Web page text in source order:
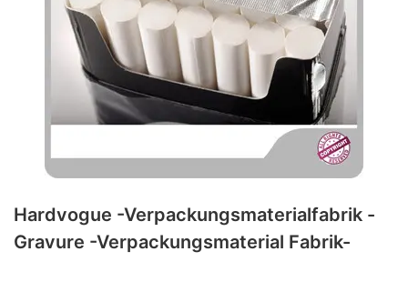
Hardvogue -Verpackungsmaterialfabrik -
Gravure -Verpackungsmaterial Fabrik-